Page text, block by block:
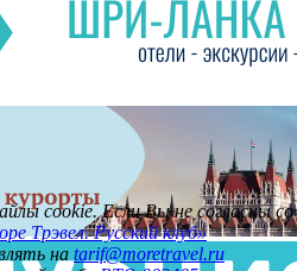
cookie. Если Вы не согласны
Трэвел. Русский клуб»
на tarif@moretravel.ru